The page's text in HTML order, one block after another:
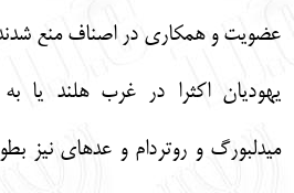
عضويت و همكاري در اصناف منع
يهوديان اكثرا در غرب هلند يا به
ميدلبورگ و روتردام و عده‏اي نيز